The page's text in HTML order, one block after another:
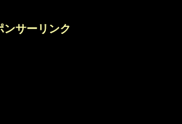
ンサーリンク